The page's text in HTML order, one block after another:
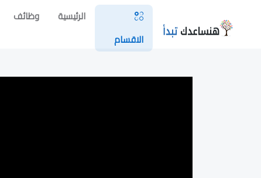
الاقسام
الرئيسية وظائف